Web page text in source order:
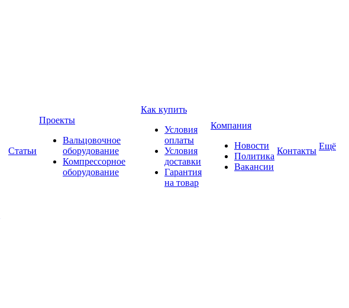
Статьи
Проекты
Вальцовочное
оборудование
Компрессорное
оборудование
Как купить
Условия
оплаты
Условия
доставки
Гарантия
на товар
Компания
Новости
Политика
Вакансии
Контакты Ещё